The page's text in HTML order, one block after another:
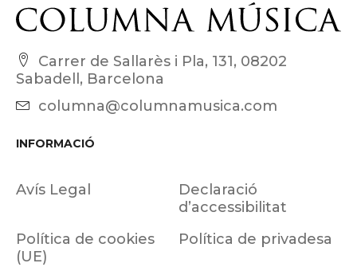
Carrer de Sallarès i Pla, 131, 08202
Sabadell, Barcelona
columna@columnamusica.com
INFORMACIÓ
Avís Legal
Declaració
d’accessibilitat
Política de cookies
(UE)
Política de privadesa